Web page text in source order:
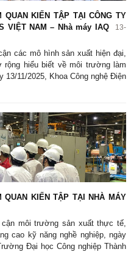
QUAN KIẾN TẬP TẠI CÔNG TY
VIỆT NAM – Nhà máy IAQ
13-
các mô hình sản xuất hiện đại,
hiểu biết về môi trường làm
13/11/2025, Khoa Công nghệ Điện
QUAN KIẾN TẬP TẠI NHÀ MÁY
môi trường sản xuất thực tế,
cao kỹ năng nghề nghiệp, ngày
Đại học Công nghiệp Thành